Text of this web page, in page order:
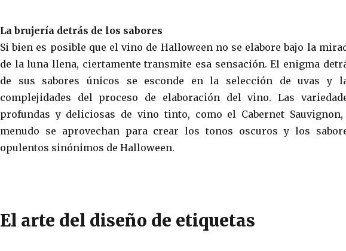
La brujería detrás de los sabores
Si bien es posible que el vino de Halloween no se elabore bajo la
de la luna llena, ciertamente transmite esa sensación. El enigma
de sus sabores únicos se esconde en la selección de uvas y
complejidades del proceso de elaboración del vino. Las
profundas y deliciosas de vino tinto, como el Cabernet Sauvignon,
menudo se aprovechan para crear los tonos oscuros y los
opulentos sinónimos de Halloween.
El arte del diseño de etiquetas